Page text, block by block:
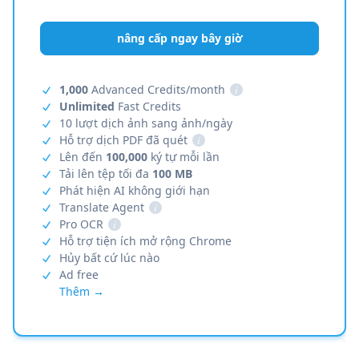
nâng cấp ngay bây giờ
1,000 Advanced Credits/month
i
Unlimited Fast Credits
10 lượt dịch ảnh sang ảnh/ngày
Hỗ trợ dịch PDF đã quét
i
Lên đến 100,000 ký tự mỗi lần
Tải lên tệp tối đa 100 MB
Phát hiện AI không giới hạn
Translate Agent
i
Pro OCR
i
Hỗ trợ tiện ích mở rộng Chrome
Hủy bất cứ lúc nào
Ad free
Thêm →